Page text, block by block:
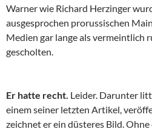
Warner wie Richard Herzinger
ausgesprochen prorussischen
Medien gar lange als vermeintlich
gescholten.
Er hatte recht. Leider. Darunter
einem seiner letzten Artikel,
zeichnet er ein düsteres Bild. Ohne